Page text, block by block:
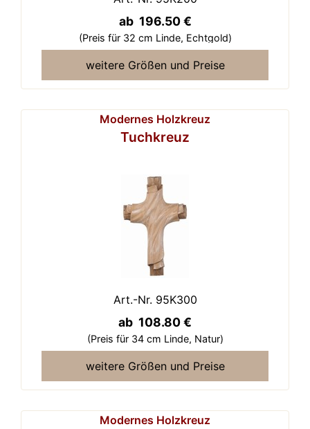
ab 196.50 €
(Preis für 32 cm Linde, Echtgold)
weitere Größen und Preise
Modernes Holzkreuz
Tuchkreuz
Art.-Nr. 95K300
ab 108.80 €
(Preis für 34 cm Linde, Natur)
weitere Größen und Preise
Modernes Holzkreuz